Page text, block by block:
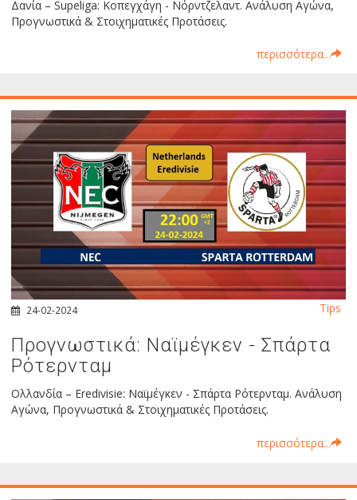
Δανία – Supeliga: Κοπεγχάγη - Νόρντζελαντ. Ανάλυση Αγώνα,
Προγνωστικά & Στοιχηματικές Προτάσεις.
περισσότερα...
24-02-2024
Προγνωστικά: Ναϊμέγκεν - Σπάρτα
Ρότερνταμ
Ολλανδία – Eredivisie: Ναϊμέγκεν - Σπάρτα Ρότερνταμ. Ανάλυση
Αγώνα, Προγνωστικά & Στοιχηματικές Προτάσεις.
περισσότερα...
Tips